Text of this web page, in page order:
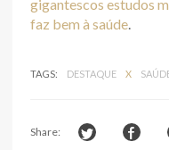
gigantescos estudos
faz bem à saúde.
TAGS: DESTAQUE X
Share: